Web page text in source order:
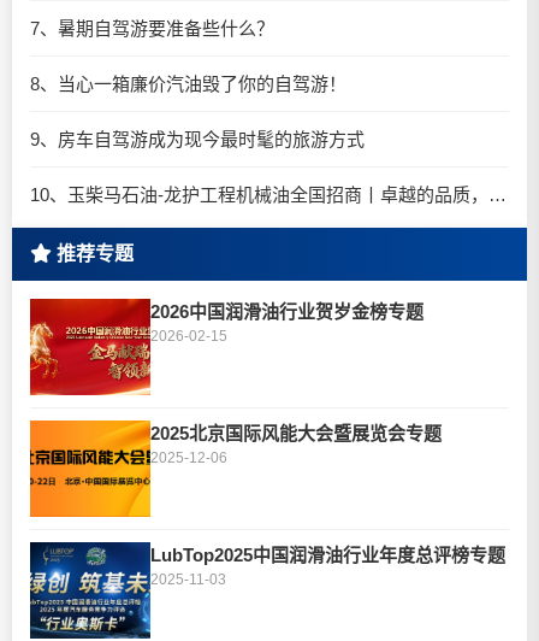
7、暑期自驾游要准备些什么？
8、当心一箱廉价汽油毁了你的自驾游！
9、房车自驾游成为现今最时髦的旅游方式
10、玉柴马石油-龙护工程机械油全国招商丨卓越的品质，专业的品牌！
推荐专题
2026中国润滑油行业贺岁金榜专题
2026-02-15
2025北京国际风能大会暨展览会专题
2025-12-06
LubTop2025中国润滑油行业年度总评榜专题
2025-11-03